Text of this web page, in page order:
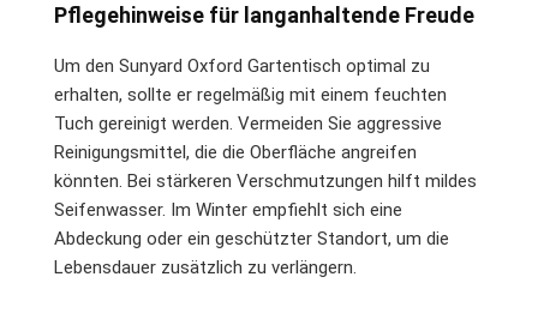
Pflegehinweise für langanhaltende Freude
Um den Sunyard Oxford Gartentisch optimal zu
erhalten, sollte er regelmäßig mit einem feuchten
Tuch gereinigt werden. Vermeiden Sie aggressive
Reinigungsmittel, die die Oberfläche angreifen
könnten. Bei stärkeren Verschmutzungen hilft mildes
Seifenwasser. Im Winter empfiehlt sich eine
Abdeckung oder ein geschützter Standort, um die
Lebensdauer zusätzlich zu verlängern.